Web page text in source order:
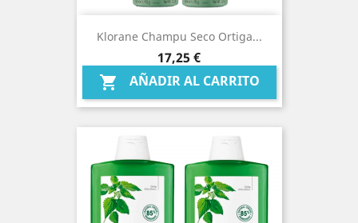
Klorane Champu Seco Ortiga...
Precio
17,25 €
 AÑADIR AL CARRITO